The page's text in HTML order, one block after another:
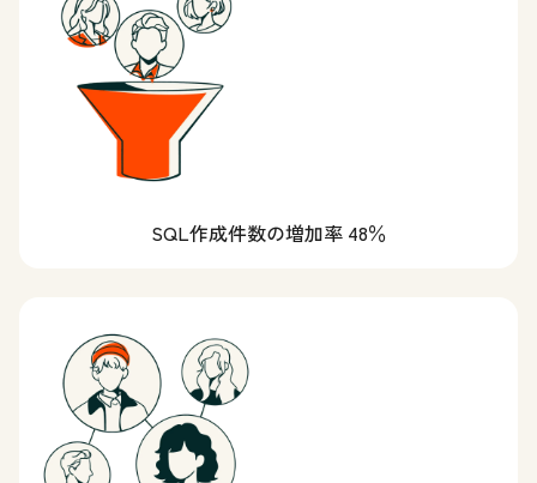
SQL作成件数の増加率 48％